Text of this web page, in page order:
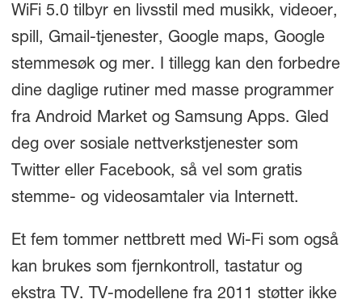
WiFi 5.0 tilbyr en livsstil med musikk, videoer,
spill, Gmail-tjenester, Google maps, Google
stemmesøk og mer. I tillegg kan den forbedre
dine daglige rutiner med masse programmer
fra Android Market og Samsung Apps. Gled
deg over sosiale nettverkstjenester som
Twitter eller Facebook, så vel som gratis
stemme- og videosamtaler via Internett.
Et fem tommer nettbrett med Wi-Fi som også
kan brukes som fjernkontroll, tastatur og
ekstra TV. TV-modellene fra 2011 støtter ikke